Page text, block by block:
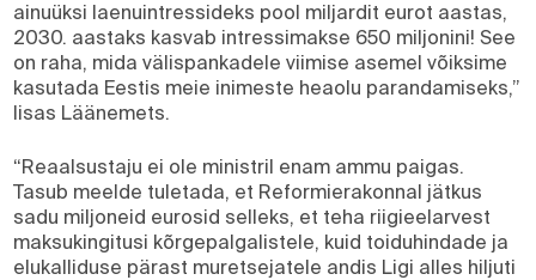
ainuüksi laenuintressideks pool miljardit eurot aastas,
2030. aastaks kasvab intressimakse 650 miljonini! See
on raha, mida välispankadele viimise asemel võiksime
kasutada Eestis meie inimeste heaolu parandamiseks,”
lisas Läänemets.
“Reaalsustaju ei ole ministril enam ammu paigas.
Tasub meelde tuletada, et Reformierakonnal jätkus
sadu miljoneid eurosid selleks, et teha riigieelarvest
maksukingitusi kõrgepalgalistele, kuid toiduhindade ja
elukalliduse pärast muretsejatele andis Ligi alles hiljuti